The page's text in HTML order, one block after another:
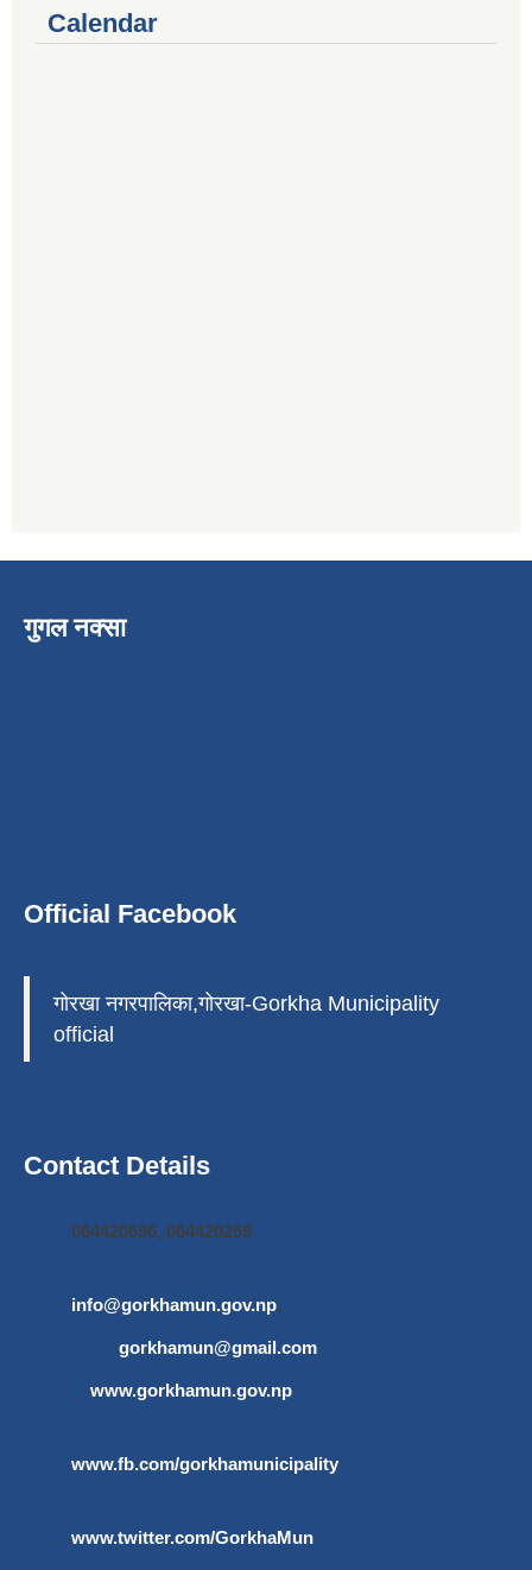
Calendar
गुगल नक्सा
Official Facebook
गोरखा नगरपालिका,गोरखा-Gorkha Municipality
official
Contact Details
064420696, 064420269
info@gorkhamun.gov.np,
gorkhamun@gmail.com
www.gorkhamun.gov.np
www.fb.com/gorkhamunicipality
www.twitter.com/GorkhaMun